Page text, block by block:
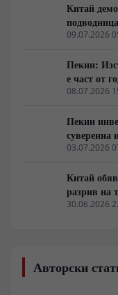
Китай
09.07.2026
Пекин:
е част от
08.07.2026
Пекин
суверенна
интелект
03.07.2026
Китай
разрив на
30.06.2026
Авторски